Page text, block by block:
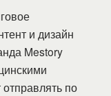
и дизайн
Mestory
по